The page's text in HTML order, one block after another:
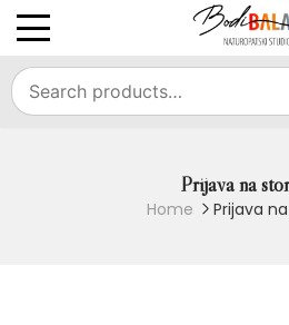
Skip
PRIMARY
Prijava na
Home Prijava